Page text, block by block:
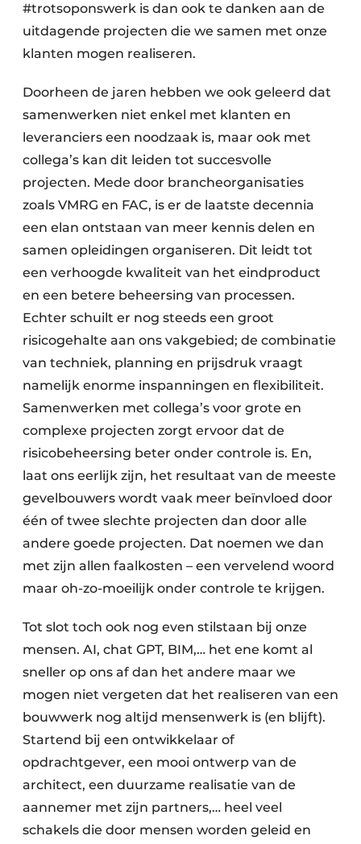
#trotsoponswerk is dan ook te danken aan de
uitdagende projecten die we samen met onze
klanten mogen realiseren.
Doorheen de jaren hebben we ook geleerd dat
samenwerken niet enkel met klanten en
leveranciers een noodzaak is, maar ook met
collega’s kan dit leiden tot succesvolle
projecten. Mede door brancheorganisaties
zoals VMRG en FAC, is er de laatste decennia
een elan ontstaan van meer kennis delen en
samen opleidingen organiseren. Dit leidt tot
een verhoogde kwaliteit van het eindproduct
en een betere beheersing van processen.
Echter schuilt er nog steeds een groot
risicogehalte aan ons vakgebied; de combinatie
van techniek, planning en prijsdruk vraagt
namelijk enorme inspanningen en flexibiliteit.
Samenwerken met collega’s voor grote en
complexe projecten zorgt ervoor dat de
risicobeheersing beter onder controle is. En,
laat ons eerlijk zijn, het resultaat van de meeste
gevelbouwers wordt vaak meer beïnvloed door
één of twee slechte projecten dan door alle
andere goede projecten. Dat noemen we dan
met zijn allen faalkosten – een vervelend woord
maar oh-zo-moeilijk onder controle te krijgen.
Tot slot toch ook nog even stilstaan bij onze
mensen. AI, chat GPT, BIM,… het ene komt al
sneller op ons af dan het andere maar we
mogen niet vergeten dat het realiseren van een
bouwwerk nog altijd mensenwerk is (en blijft).
Startend bij een ontwikkelaar of
opdrachtgever, een mooi ontwerp van de
architect, een duurzame realisatie van de
aannemer met zijn partners,… heel veel
schakels die door mensen worden geleid en